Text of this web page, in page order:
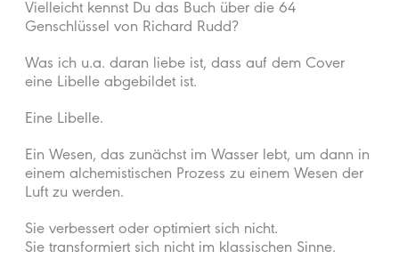
Vielleicht kennst Du das Buch über die 64
Genschlüssel von Richard Rudd?
Was ich u.a. daran liebe ist, dass auf dem Cover
eine Libelle abgebildet ist.
Eine Libelle.
Ein Wesen, das zunächst im Wasser lebt, um dann in
einem alchemistischen Prozess zu einem Wesen der
Luft zu werden.
Sie verbessert oder optimiert sich nicht.
Sie transformiert sich nicht im klassischen Sinne.